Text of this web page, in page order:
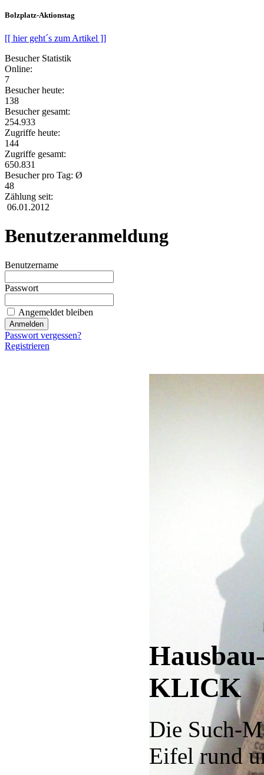
Bolzplatz-Aktionstag
[[ hier geht´s zum Artikel ]]
Besucher Statistik
Online:
7
Besucher heute:
138
Besucher gesamt:
254.933
Zugriffe heute:
144
Zugriffe gesamt:
650.831
Besucher pro Tag: Ø
48
Zählung seit:
06.01.2012
Benutzeranmeldung
Benutzername
Passwort
Angemeldet bleiben
Passwort vergessen?
Registrieren
KLICK
Die Such-
Eifel rund